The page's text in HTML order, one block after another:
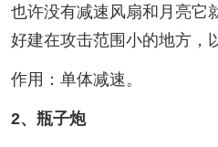
也许没有减速风扇和月亮它
好建在攻击范围小的地方，
作用：单体减速。
2、瓶子炮